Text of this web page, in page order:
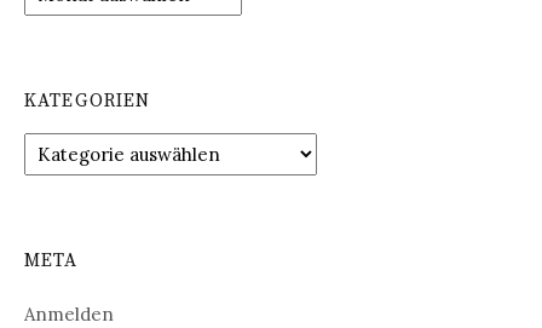
KATEGORIEN
Kategorien
META
Anmelden